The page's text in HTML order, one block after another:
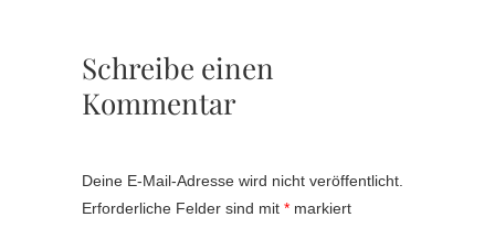
Schreibe einen
Kommentar
Deine E-Mail-Adresse wird nicht veröffentlicht.
Erforderliche Felder sind mit * markiert